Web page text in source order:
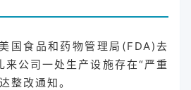
国食品和药物管理局(FDA)去
来公司一处生产设施存在“严重
整改通知。